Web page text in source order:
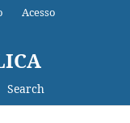
Search
Acesso